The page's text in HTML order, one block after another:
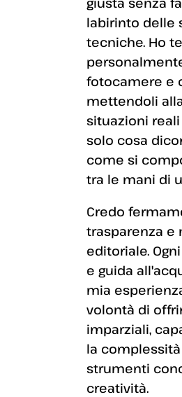
labirinto delle
tecniche. Ho
fotocamere e
mettendoli
situazioni
solo cosa
come si
tra le mani di
Credo
trasparenza e
editoriale.
e guida
mia
volontà di
imparziali,
la
strumenti
creatività.